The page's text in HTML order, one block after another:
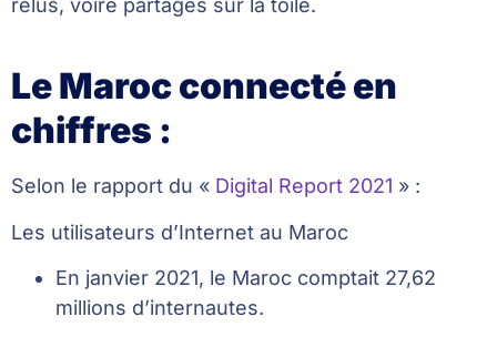
relus, voire partagés sur la toile.
Le Maroc connecté en
chiffres :
Selon le rapport du « Digital Report 2021 » :
Les utilisateurs d’Internet au Maroc
En janvier 2021, le Maroc comptait 27,62
millions d’internautes.